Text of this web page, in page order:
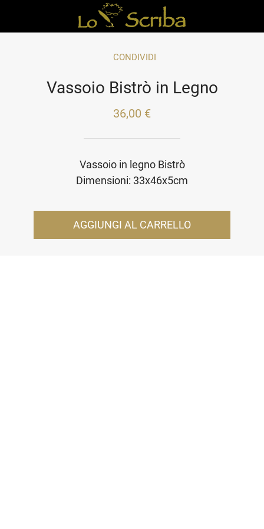
CONDIVIDI
Vassoio Bistrò in Legno
36,00 €
Vassoio in legno Bistrò
Dimensioni: 33x46x5cm
AGGIUNGI AL CARRELLO